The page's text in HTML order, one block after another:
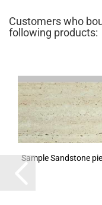
Customers who
following products:
Sample Sandstone